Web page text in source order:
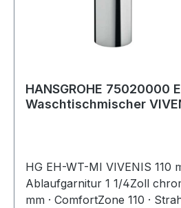
HANSGROHE 75020000
Waschtischmischer
HG EH-WT-MI VIVENIS 110
Ablaufgarnitur 1 1/4Zoll
mm · ComfortZone 110 ·